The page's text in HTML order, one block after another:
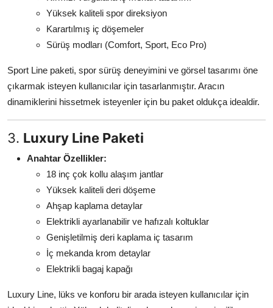
Yüksek kaliteli spor direksiyon
Karartılmış iç döşemeler
Sürüş modları (Comfort, Sport, Eco Pro)
Sport Line paketi, spor sürüş deneyimini ve görsel tasarımı öne
çıkarmak isteyen kullanıcılar için tasarlanmıştır. Aracın
dinamiklerini hissetmek isteyenler için bu paket oldukça idealdir.
3. Luxury Line Paketi
Anahtar Özellikler:
18 inç çok kollu alaşım jantlar
Yüksek kaliteli deri döşeme
Ahşap kaplama detaylar
Elektrikli ayarlanabilir ve hafızalı koltuklar
Genişletilmiş deri kaplama iç tasarım
İç mekanda krom detaylar
Elektrikli bagaj kapağı
Luxury Line, lüks ve konforu bir arada isteyen kullanıcılar için